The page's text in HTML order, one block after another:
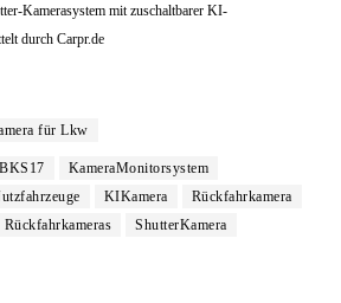
Kamerasystem mit zuschaltbarer KI-
durch Carpr.de
für Lkw
KameraMonitorsystem
KIKamera
Rückfahrkamera
Rückfahrkameras ShutterKamera